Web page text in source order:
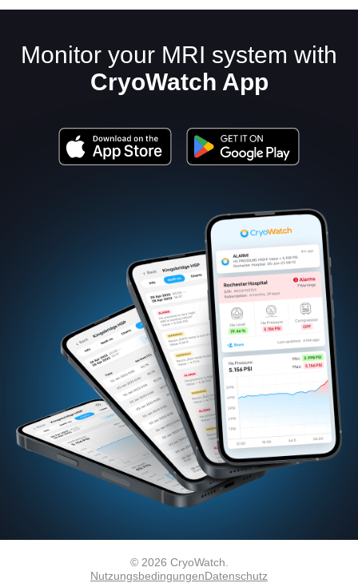
Monitor your MRI system with
CryoWatch App
© 2026 CryoWatch.
NutzungsbedingungenDatenschutz